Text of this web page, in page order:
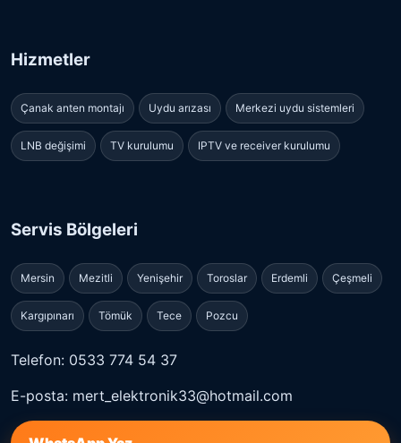
Hizmetler
Çanak anten montajı Uydu arızası Merkezi uydu sistemleri
LNB değişimi TV kurulumu IPTV ve receiver kurulumu
Servis Bölgeleri
Mersin Mezitli Yenişehir Toroslar Erdemli Çeşmeli
Kargıpınarı Tömük Tece Pozcu
Telefon: 0533 774 54 37
E-posta: mert_elektronik33@hotmail.com